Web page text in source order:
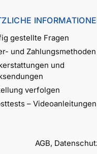
gestellte Fragen
und Zahlungsmethoden
und
verfolgen
– Videoanleitungen
AGB,